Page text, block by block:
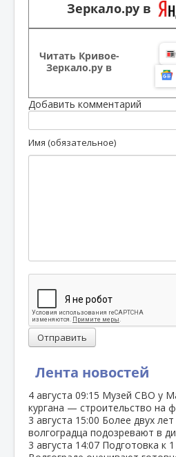
Лента новостей
4 августа 09:15 Музей СВО у
кургана — строительство на
3 августа 15:00 Более двух
волгоградца подозревают в
3 августа 14:07 Подготовка к
Зеркало.ру в
Читать Кривое-
Зеркало.ру в
Добавить комментарий
Имя (обязательное)
Отправить